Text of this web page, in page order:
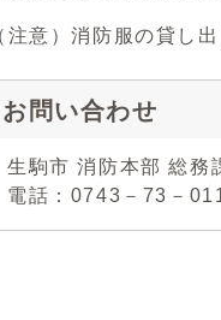
注意）消防服の貸し
お問い合わせ
生駒市 消防本部 総務
電話：0743－73－